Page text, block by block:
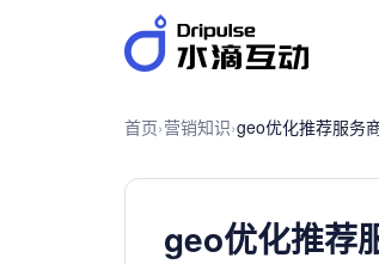
首页›营销知识›geo优化推荐服务
geo优化推荐